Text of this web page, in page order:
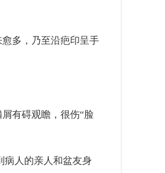
多，乃至沿疤印呈手
有碍观瞻，很伤“脸
人的亲人和盆友身